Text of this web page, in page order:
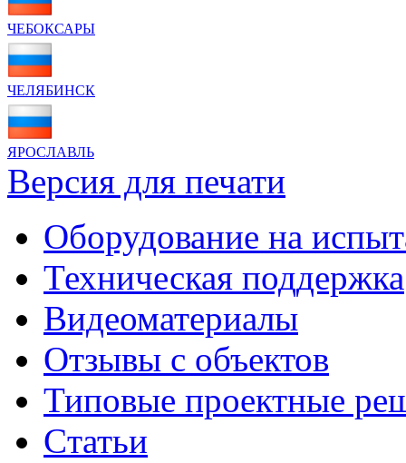
ЧЕБОКСАРЫ
ЧЕЛЯБИНСК
ЯРОСЛАВЛЬ
Версия для печати
Оборудование на
Техническая поддержка
Видеоматериалы
Отзывы с объектов
Типовые проектные
Cтатьи